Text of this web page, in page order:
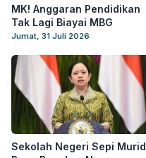
MK! Anggaran Pendidikan
Tak Lagi Biayai MBG
Jumat, 31 Juli 2026
Sekolah Negeri Sepi Murid,